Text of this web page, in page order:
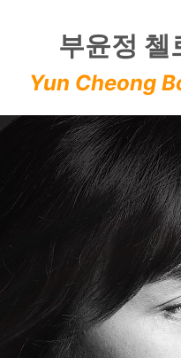
부윤정 첼
Yun Cheong